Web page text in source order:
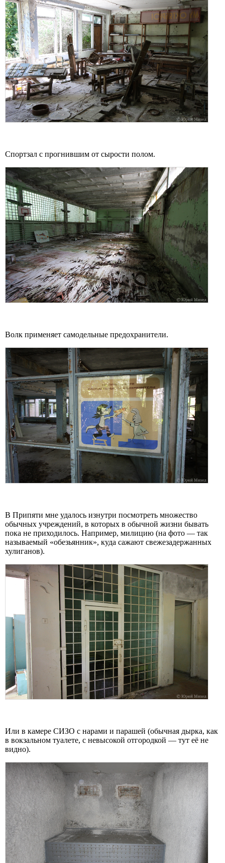
Спортзал с прогнившим от сырости полом.
Волк применяет самодельные предохранители.
В Припяти мне удалось изнутри посмотреть множество
обычных учреждений, в которых в обычной жизни бывать
пока не приходилось. Например, милицию (на фото — так
называемый «обезьянник», куда сажают свежезадержанных
хулиганов).
Или в камере СИЗО с нарами и парашей (обычная дырка, как
в вокзальном туалете, с невысокой отгородкой — тут её не
видно).